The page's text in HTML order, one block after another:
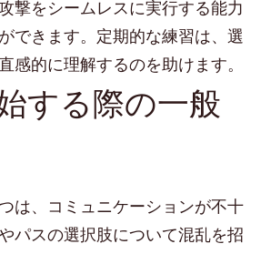
撃をシームレスに実行する能力
できます。定期的な練習は、選
感的に理解するのを助けます。
する際の一般
は、コミュニケーションが不十
パスの選択肢について混乱を招